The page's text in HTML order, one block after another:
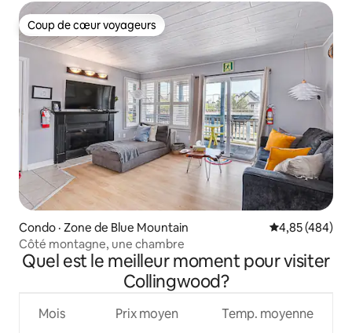
Coup de cœur voyageurs
Coup de cœur voyageurs
Condo · Zone de Blue Mountain Note
4,85 (484)
Côté montagne, une chambre
Quel est le meilleur moment pour visiter
Collingwood?
Mois Prix moyen Temp. moyenne